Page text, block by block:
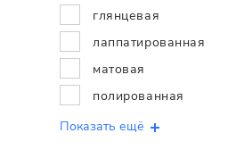
глянцевая
лаппатированная
матовая
полированная
Показать ещё